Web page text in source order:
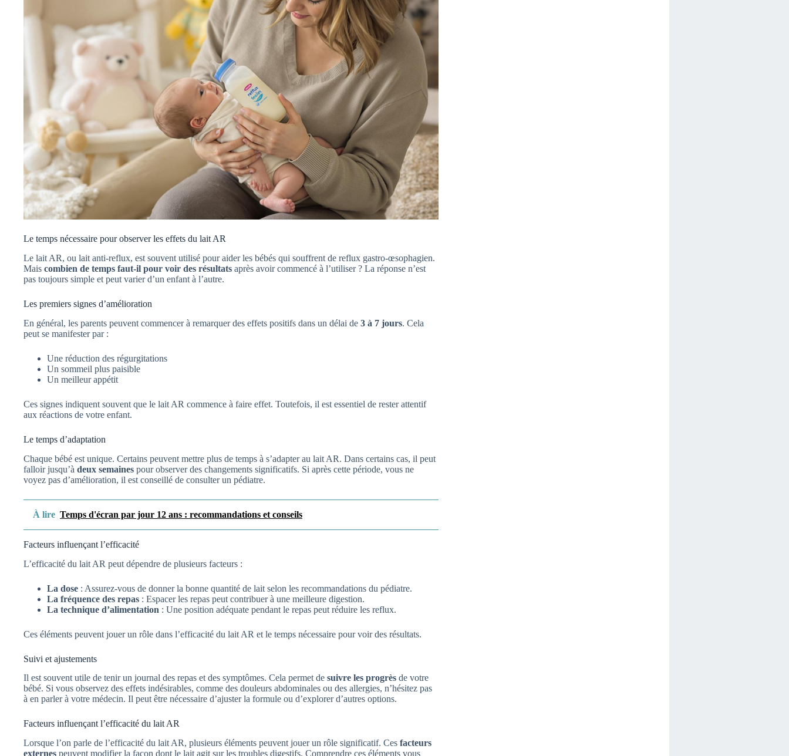
Le temps nécessaire pour observer les effets du lait AR
Le lait AR, ou lait anti-reflux, est souvent utilisé pour aider les bébés qui souffrent de reflux gastro-œsophagien.
Mais combien de temps faut-il pour voir des résultats après avoir commencé à l’utiliser ? La réponse n’est
pas toujours simple et peut varier d’un enfant à l’autre.
Les premiers signes d’amélioration
En général, les parents peuvent commencer à remarquer des effets positifs dans un délai de 3 à 7 jours. Cela
peut se manifester par :
Une réduction des régurgitations
Un sommeil plus paisible
Un meilleur appétit
Ces signes indiquent souvent que le lait AR commence à faire effet. Toutefois, il est essentiel de rester attentif
aux réactions de votre enfant.
Le temps d’adaptation
Chaque bébé est unique. Certains peuvent mettre plus de temps à s’adapter au lait AR. Dans certains cas, il peut
falloir jusqu’à deux semaines pour observer des changements significatifs. Si après cette période, vous ne
voyez pas d’amélioration, il est conseillé de consulter un pédiatre.
À lire Temps d'écran par jour 12 ans : recommandations et conseils
Facteurs influençant l’efficacité
L’efficacité du lait AR peut dépendre de plusieurs facteurs :
La dose : Assurez-vous de donner la bonne quantité de lait selon les recommandations du pédiatre.
La fréquence des repas : Espacer les repas peut contribuer à une meilleure digestion.
La technique d’alimentation : Une position adéquate pendant le repas peut réduire les reflux.
Ces éléments peuvent jouer un rôle dans l’efficacité du lait AR et le temps nécessaire pour voir des résultats.
Suivi et ajustements
Il est souvent utile de tenir un journal des repas et des symptômes. Cela permet de suivre les progrès de votre
bébé. Si vous observez des effets indésirables, comme des douleurs abdominales ou des allergies, n’hésitez pas
à en parler à votre médecin. Il peut être nécessaire d’ajuster la formule ou d’explorer d’autres options.
Facteurs influençant l’efficacité du lait AR
Lorsque l’on parle de l’efficacité du lait AR, plusieurs éléments peuvent jouer un rôle significatif. Ces facteurs
externes peuvent modifier la façon dont le lait agit sur les troubles digestifs. Comprendre ces éléments vous